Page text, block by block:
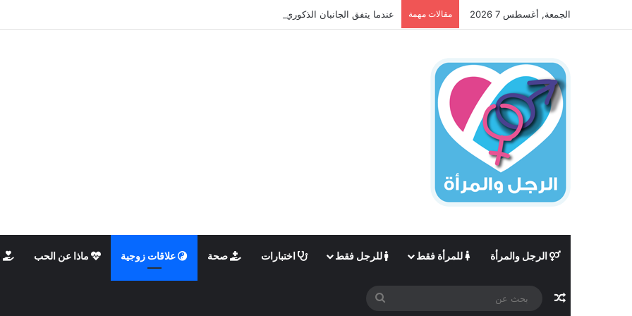
الجمعة, أغسطس 7 2026 مقالات مهمة عندما يتفق الجانبان الذكوري والأنثوي داخلنا، ما الذي يحدث؟
الرجل والمرأة للمرأة فقط للرجل فقط اختبارات صحة علاقات زوجية ماذا عن الحب
مقال عشوائي
بحث